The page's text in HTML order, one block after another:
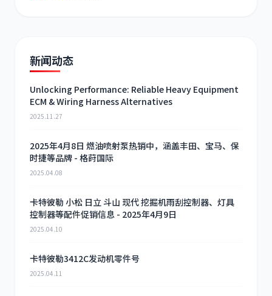
新闻动态
Unlocking Performance: Reliable Heavy Equipment
ECM & Wiring Harness Alternatives
2025.11.27
2025年4月8日 燃油喷射泵热销中，涵盖丰田、宝马、保
时捷等品牌 - 格莳国际
2025.04.08
卡特彼勒 小松 日立 斗山 现代 挖掘机雨刮控制器、灯具
控制器等配件促销信息 - 2025年4月9日
2025.04.10
卡特彼勒3412C发动机零件号
2025.04.11